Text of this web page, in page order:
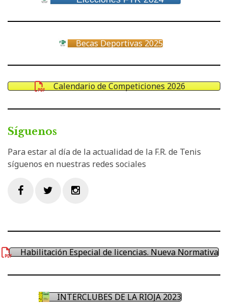
Becas Deportivas 2025
Calendario de Competiciones 2026
Síguenos
Para estar al día de la actualidad de la F.R. de Tenis
síguenos en nuestras redes sociales
Habilitación Especial de licencias. Nueva Normativa
INTERCLUBES DE LA RIOJA 2023